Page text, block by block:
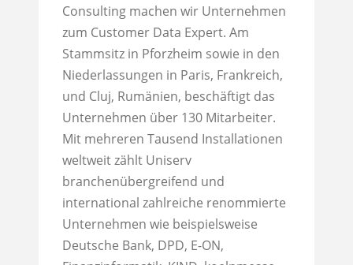
Consulting machen wir Unternehmen
zum Customer Data Expert. Am
Stammsitz in Pforzheim sowie in den
Niederlassungen in Paris, Frankreich,
und Cluj, Rumänien, beschäftigt das
Unternehmen über 130 Mitarbeiter.
Mit mehreren Tausend Installationen
weltweit zählt Uniserv
branchenübergreifend und
international zahlreiche renommierte
Unternehmen wie beispielsweise
Deutsche Bank, DPD, E-ON,